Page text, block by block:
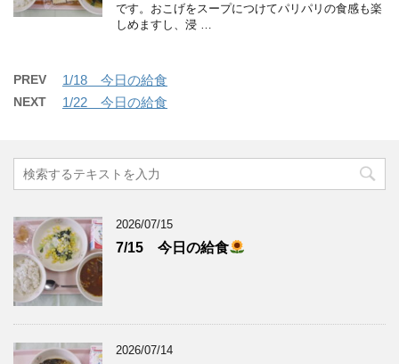
です。おこげをスープにつけてパリパリの食感も楽
しめますし、浸 …
PREV 1/18 今日の給食
NEXT 1/22 今日の給食
2026/07/15
7/15 今日の給食
2026/07/14